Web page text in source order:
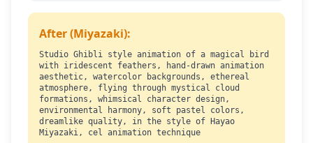
After (Miyazaki):
Studio Ghibli style animation of a magical bird
with iridescent feathers, hand-drawn animation
aesthetic, watercolor backgrounds, ethereal
atmosphere, flying through mystical cloud
formations, whimsical character design,
environmental harmony, soft pastel colors,
dreamlike quality, in the style of Hayao
Miyazaki, cel animation technique